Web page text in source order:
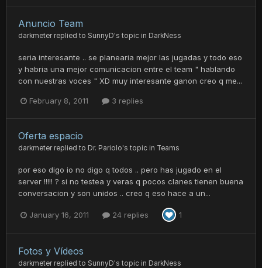
Anuncio Team
darkmeter replied to SunnyD's topic in DarkNess
seria interesante .. se planearia mejor las jugadas y todo eso
y habria una mejor comunicacion entre el team " hablando
con nuestras voces " XD muy interesante ganon creo q me...
February 8, 2011 3 replies
Oferta espacio
darkmeter replied to Dr. Pariolo's topic in Teams
por eso digo io no digo q todos .. pero has jugado en el
server !!!!! ? si no testea y veras q pocos clanes tienen buena
conversacion y son unidos .. creo q eso hace a un...
January 16, 2011 24 replies 1
Fotos y Vídeos
darkmeter replied to SunnyD's topic in DarkNess